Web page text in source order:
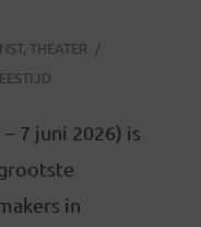
, THEATER
7 juni 2026) is
in